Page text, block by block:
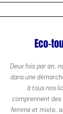
Eco-
Deux fois par an,
dans une
à tous nos
comprennent des
femme et mixte,